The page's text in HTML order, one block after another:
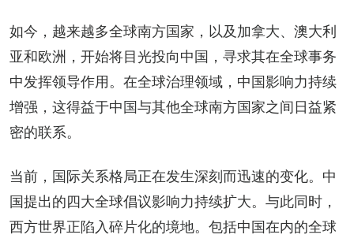
如今，越来越多全球南方国家，以及加拿大、澳大利
亚和欧洲，开始将目光投向中国，寻求其在全球事务
中发挥领导作用。在全球治理领域，中国影响力持续
增强，这得益于中国与其他全球南方国家之间日益紧
密的联系。
当前，国际关系格局正在发生深刻而迅速的变化。中
国提出的四大全球倡议影响力持续扩大。与此同时，
西方世界正陷入碎片化的境地。包括中国在内的全球